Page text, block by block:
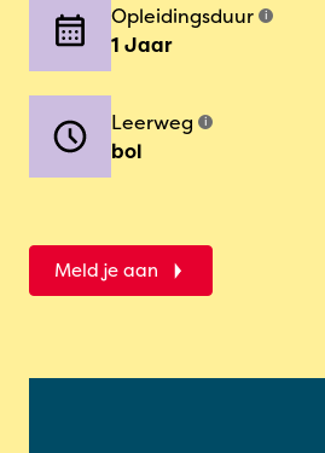
Opleidingsduur i
1 Jaar
Leerweg i
bol
Meld je aan